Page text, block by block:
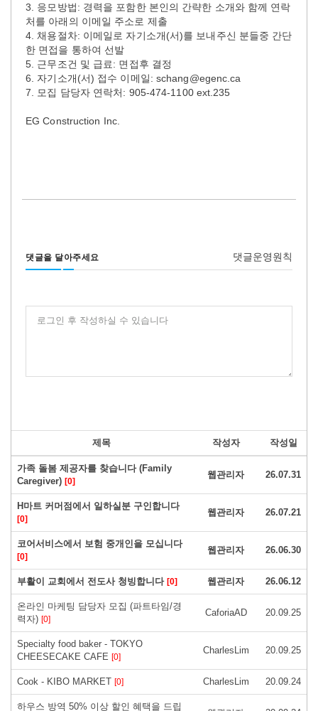
3. 응모방법: 경력을 포함한 본인의 간략한 소개와 함께 연락
처를 아래의 이메일 주소로 제출
4. 채용절차: 이메일로 자기소개(서)를 보내주신 분들중 간단
한 면접을 통하여 선발
5. 근무조건 및 급료: 면접후 결정
6. 자기소개(서) 접수 이메일: schang@egenc.ca
7. 모집 담당자 연락처: 905-474-1100 ext.235
EG Construction Inc.
댓글을 달아주세요 댓글운영원칙
로그인 후 작성하실 수 있습니다
제목 작성자 작성일
가족 돌봄 제공자를 찾습니다 (Family
Caregiver) [0]
웹관리자 26.07.31
H마트 커머점에서 일하실분 구인합니다
[0]
웹관리자 26.07.21
코어서비스에서 보험 중개인을 모십니다
[0]
웹관리자 26.06.30
부활이 교회에서 전도사 청빙합니다 [0] 웹관리자 26.06.12
온라인 마케팅 담당자 모집 (파트타임/경
력자) [0]
CaforiaAD 20.09.25
Specialty food baker - TOKYO
CHEESECAKE CAFE [0]
CharlesLim 20.09.25
Cook - KIBO MARKET [0] CharlesLim 20.09.24
하우스 방역 50% 이상 할인 혜택을 드립